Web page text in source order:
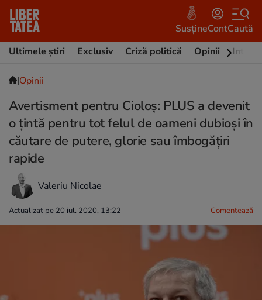
SusțineContCaută
Ultimele știri
Exclusiv Criză politică Opinii
|Opinii
Avertisment pentru Cioloș: PLUS a devenit
o țintă pentru tot felul de oameni dubioși în
căutare de putere, glorie sau îmbogățiri
rapide
Valeriu Nicolae
Actualizat pe 20 iul. 2020, 13:22 Comentează